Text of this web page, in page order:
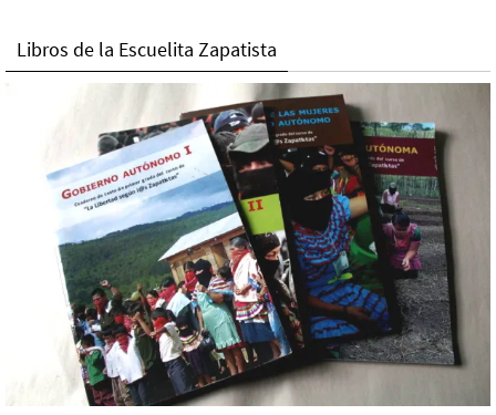
Libros de la Escuelita Zapatista